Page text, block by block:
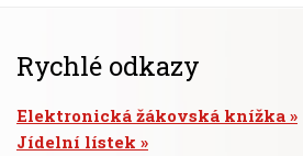
Rychlé odkazy
Elektronická žákovská knížka
Jídelní lístek